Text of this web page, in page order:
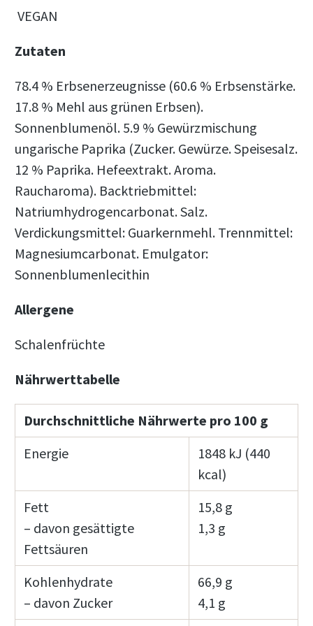
VEGAN
Zutaten
78.4 % Erbsenerzeugnisse (60.6 % Erbsenstärke.
17.8 % Mehl aus grünen Erbsen).
Sonnenblumenöl. 5.9 % Gewürzmischung
ungarische Paprika (Zucker. Gewürze. Speisesalz.
12 % Paprika. Hefeextrakt. Aroma.
Raucharoma). Backtriebmittel:
Natriumhydrogencarbonat. Salz.
Verdickungsmittel: Guarkernmehl. Trennmittel:
Magnesiumcarbonat. Emulgator:
Sonnenblumenlecithin
Allergene
Schalenfrüchte
Nährwerttabelle
Durchschnittliche Nährwerte pro 100 g
Energie
1848 kJ (440
kcal)
Fett
– davon gesättigte
Fettsäuren
15,8 g
1,3 g
Kohlenhydrate
– davon Zucker
66,9 g
4,1 g